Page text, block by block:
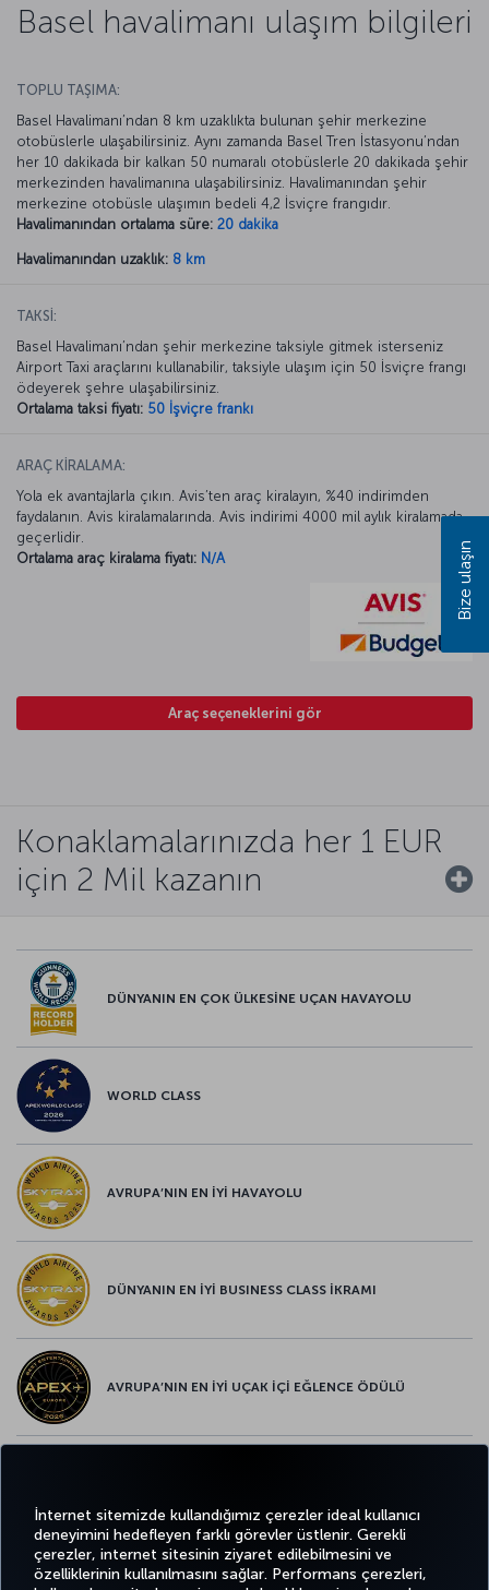
İnternet sitemizde kullandığımız çerezler ideal kullanıcı
deneyimini hedefleyen farklı görevler üstlenir. Gerekli
çerezler, internet sitesinin ziyaret edilebilmesini ve
özelliklerinin kullanılmasını sağlar. Performans çerezleri,
Basel havalimanı ulaşım bilgileri
TOPLU TAŞIMA:
Basel Havalimanı’ndan 8 km uzaklıkta bulunan şehir merkezine
otobüslerle ulaşabilirsiniz. Aynı zamanda Basel Tren İstasyonu’ndan
her 10 dakikada bir kalkan 50 numaralı otobüslerle 20 dakikada şehir
merkezinden havalimanına ulaşabilirsiniz. Havalimanından şehir
merkezine otobüsle ulaşımın bedeli 4,2 İsviçre frangıdır.
Havalimanından ortalama süre: 20 dakika
Havalimanından uzaklık: 8 km
TAKSİ:
Basel Havalimanı’ndan şehir merkezine taksiyle gitmek isterseniz
Airport Taxi araçlarını kullanabilir, taksiyle ulaşım için 50 İsviçre frangı
ödeyerek şehre ulaşabilirsiniz.
Ortalama taksi fiyatı: 50 İşviçre frankı
ARAÇ KİRALAMA:
Yola ek avantajlarla çıkın. Avis’ten araç kiralayın, %40 indirimden
faydalanın. Avis kiralamalarında. Avis indirimi 4000 mil aylık kiralamada
geçerlidir.
Ortalama araç kiralama fiyatı: N/A
Araç seçeneklerini gör
Konaklamalarınızda her 1 EUR
için 2 Mil kazanın
DÜNYANIN EN ÇOK ÜLKESİNE UÇAN HAVAYOLU
WORLD CLASS
AVRUPA’NIN EN İYİ HAVAYOLU
DÜNYANIN EN İYİ BUSINESS CLASS İKRAMI
AVRUPA’NIN EN İYİ UÇAK İÇİ EĞLENCE ÖDÜLÜ
Bize ulaşın